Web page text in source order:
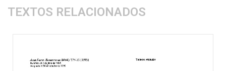
TEXTOS RELACIONADOS